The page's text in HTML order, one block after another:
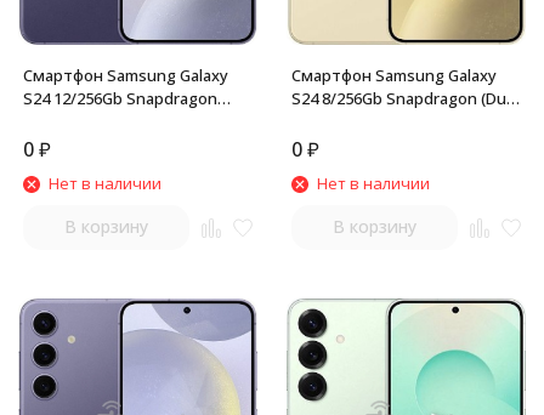
Смартфон Samsung Galaxy
S24 12/256Gb Snapdragon
0₽
Нет в наличии
В корзину
Смартфон Samsung Galaxy
S24 8/256Gb Snapdragon (Dual
0₽
Нет в наличии
В корзину